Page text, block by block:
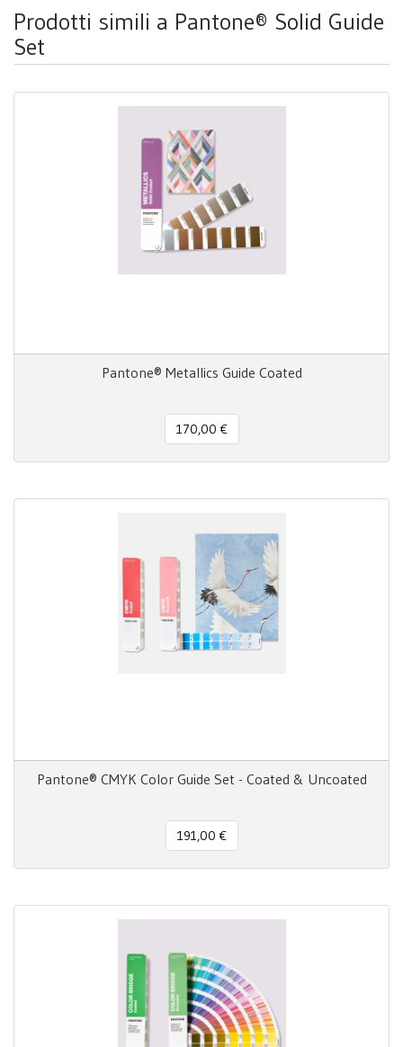
Prodotti simili a Pantone® Solid Guide
Set
Pantone® Metallics Guide Coated
170,00 €
Pantone® CMYK Color Guide Set - Coated & Uncoated
191,00 €